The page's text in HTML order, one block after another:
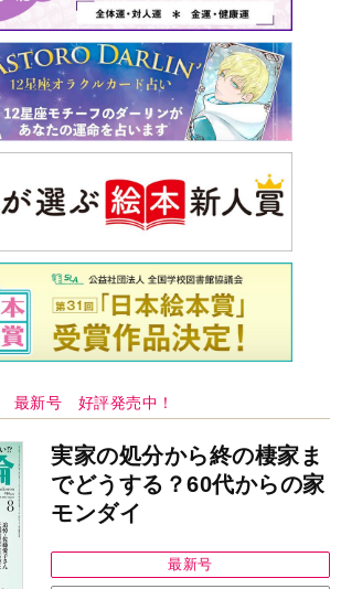
最新号 好評発売中！
実家の処分から終の棲家ま
でどうする？60代からの家
モンダイ
最新号